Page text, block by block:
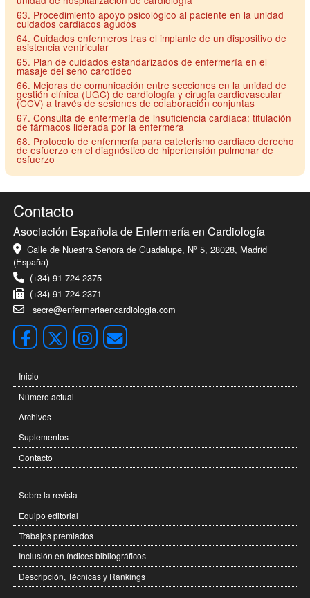
63. Procedimiento apoyo psicológico al paciente en la unidad
cuidados cardiacos agudos
64. Cuidados enfermeros tras el implante de un dispositivo de
asistencia ventricular
65. Plan de cuidados estandarizados de enfermería en el
masaje del seno carotídeo
66. Mejoras de comunicación entre secciones en la unidad de
gestión clínica (UGC) de cardiología y cirugía cardiovascular
(CCV) a través de sesiones de colaboración conjuntas
67. Consulta de enfermería de insuficiencia cardíaca: titulación
de fármacos liderada por la enfermera
68. Protocolo de enfermería para cateterismo cardiaco derecho
de esfuerzo en el diagnóstico de hipertensión pulmonar de
esfuerzo
Contacto
Asociación Española de Enfermería en Cardiología
Calle de Nuestra Señora de Guadalupe, Nº 5, 28028, Madrid
(España)
(+34) 91 724 2375
(+34) 91 724 2371
secre@enfermeriaencardiologia.com
Inicio
Número actual
Archivos
Suplementos
Contacto
Sobre la revista
Equipo editorial
Trabajos premiados
Inclusión en índices bibliográficos
Descripción, Técnicas y Rankings